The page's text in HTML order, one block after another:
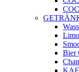
Bier